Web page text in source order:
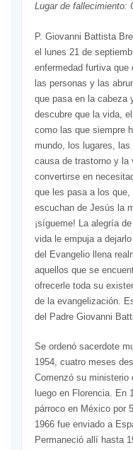
Lugar de fallecimiento:
P. Giovanni Battista
el lunes 21 de
enfermedad furtiva
las personas y las
que pasa en la cabeza
descubre que la vida,
como las que siempre
mundo, los lugares,
causa de trastorno y la
convertirse en
que les pasa a los que,
escuchan de Jesús la
¡sígueme! La alegría
vida le empuja a
del Evangelio llena
aquellos que se
ofrecerle toda su
de la evangelización.
del Padre Giovanni
Se ordenó sacerdote
1954, cuatro meses
Comenzó su ministerio
luego en Florencia. En
párroco en México por
1966 fue enviado a
Permaneció allí hasta